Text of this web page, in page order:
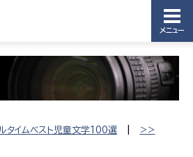
メニュー
タイムベスト児童文学100選| >>